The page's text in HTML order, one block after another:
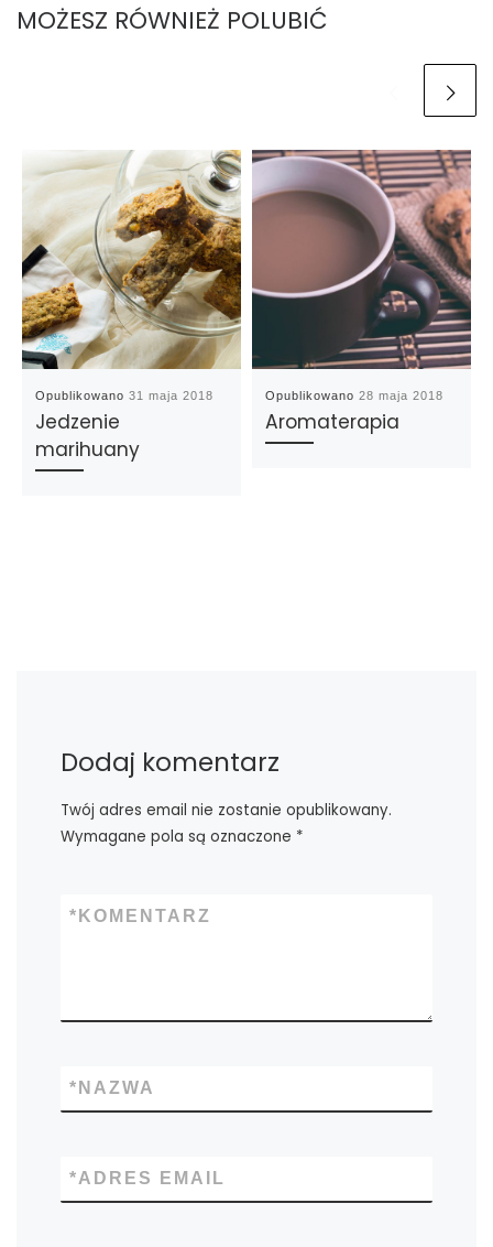
MOŻESZ RÓWNIEŻ POLUBIĆ
Opublikowano31 maja 2018
Jedzenie
marihuany
Opublikowano28 maja 2018
Aromaterapia
Dodaj komentarz
Twój adres email nie zostanie opublikowany.
Wymagane pola są oznaczone *
KOMENTARZ
*
NAZWA
*
ADRES EMAIL
*